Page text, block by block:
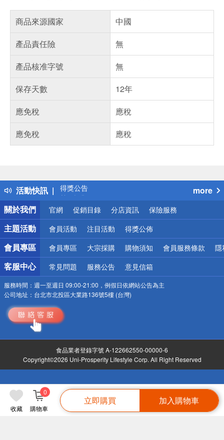
收藏 購物車
0
立即購買 加入購物車
商品來源國家
中國
產品責任險
無
產品核准字號
無
保存天數
12年
應免稅
應稅
應免稅
應稅
活動快訊
得獎公告
熱門話題
銀行優惠
偏遠地區配送
詐騙網頁！請小心！
more
關於我們
官網 促銷目錄 分店資訊 保險服務
主題活動 會員活動 注目活動 得獎公佈
會員專區 會員專區 大宗採購 購物須知 會員服務條款 隱
客服中心 常見問題 服務公告 意見信箱
服務時間： 週一至週日 09:00-21:00，例假日依網站公告為主
公司地址： 台北市北投區大業路136號5樓 (台灣)
食品業者登錄字號 A-122662550-00000-6
Copyright©2026 Uni-Prosperity Lifestyle Corp. All Right Reserved